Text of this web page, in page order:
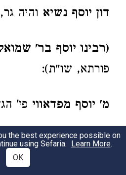
דון יוסף נשיא והיה
(רבינו יוסף בר'
פורתא, שו"ת):
מ' יוסף מפדאווי פי'
מ' יוסף בר' יצחק הלוי
the best experience possible on
using Sefaria. Learn More.
OK